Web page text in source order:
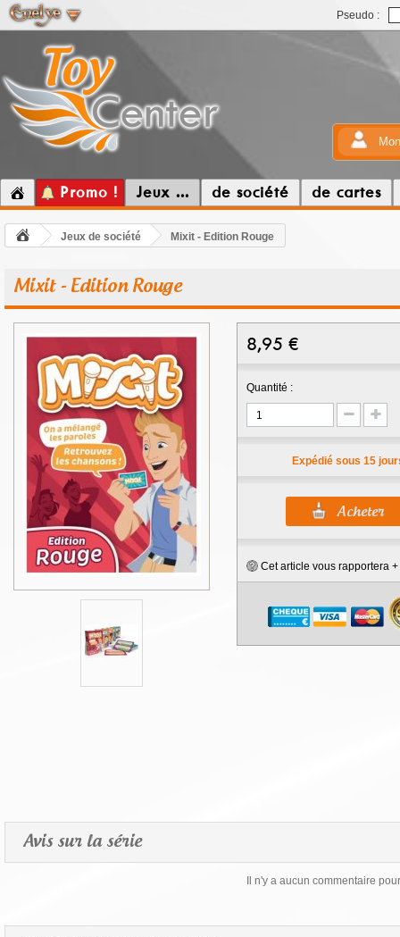
Pseudo :
Promo ! Jeux ... de société de cartes
Jeux de société Mixit - Edition Rouge
Mixit - Edition Rouge
8,95 €
Quantité :
Expédié sous 15
Cet article vous rapportera +
Avis sur la série
Il n'y a aucun commentaire